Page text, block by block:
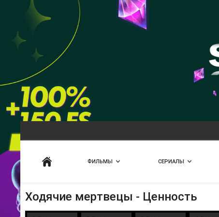
ФИЛЬМЫ СЕРИАЛЫ
Ходячие мертвецы - Ценность